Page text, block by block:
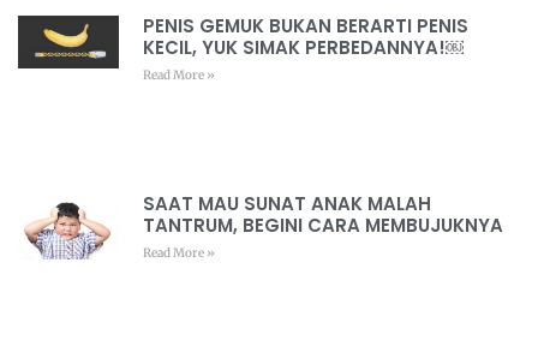
PENIS GEMUK BUKAN BERARTI PENIS
KECIL, YUK SIMAK PERBEDANNYA!￼
Read More »
SAAT MAU SUNAT ANAK MALAH
TANTRUM, BEGINI CARA MEMBUJUKNYA
Read More »